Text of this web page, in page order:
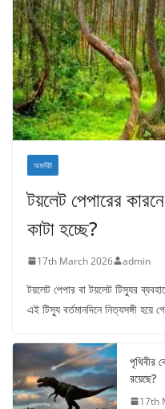
অফবিট
টয়লেট পেপারের
কাটা হচ্ছে?
17th March 2026 admin
টয়লেট পেপার বা টয়লেট টিস্যুর
এই টিস্যু বর্তমানদিনে নিত্যসঙ্গী হয়ে
পৃথিবীর
রয়েছে?
17th